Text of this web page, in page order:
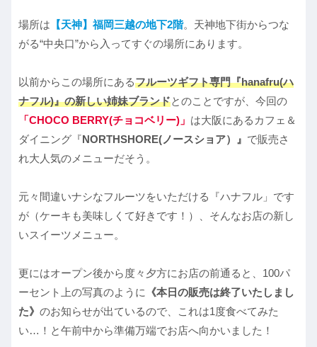
場所は 【天神】福岡三越の地下2階。天神地下街からつな
がる“中央口”から入ってすぐの場所にあります。
以前からこの場所にあるフルーツギフト専門『hanafru(ハ
ナフル)』の新しい姉妹ブランドとのことですが、今回の
「CHOCO BERRY(チョコベリー)」 は大阪にあるカフェ＆
ダイニング『NORTHSHORE(ノースショア）』 で販売さ
れ大人気のメニューだそう。
元々間違いナシなフルーツをいただける『ハナフル」です
が（ケーキも美味しくて好きです！）、そんなお店の新し
いスイーツメニュー。
更にはオープン後から度々夕方にお店の前通ると、100パ
ーセント上の写真のように 《本日の販売は終了いたしまし
た》 のお知らせが出ているので、これは1度食べてみた
い…！と午前中から準備万端でお店へ向かいました！